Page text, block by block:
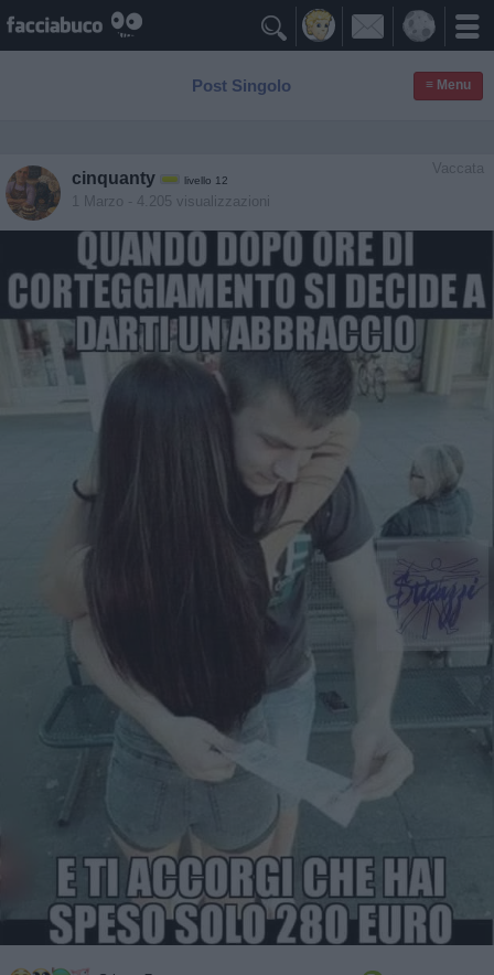

Post Singolo ≡ Menu
Vaccata
cinquanty livello 12
1 Marzo - 4.205 visualizzazioni